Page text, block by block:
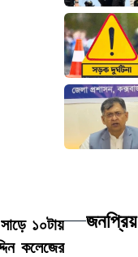
১০টায়
কলেজের
জনপ্রিয়